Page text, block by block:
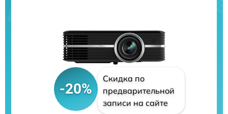
-20%
Скидка по
предварительной
записи на сайте